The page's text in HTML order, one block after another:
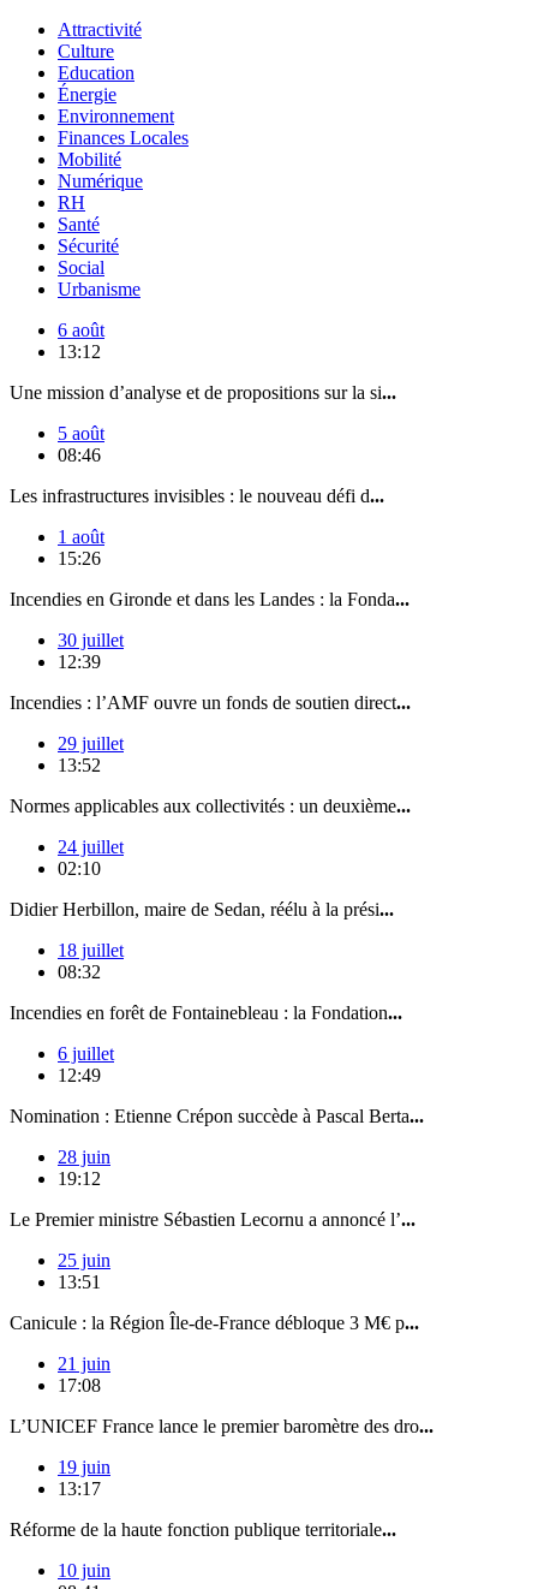
Attractivité
Culture
Education
Énergie
Environnement
Finances Locales
Mobilité
Numérique
RH
Santé
Sécurité
Social
Urbanisme
6 août
13:12
Une mission d’analyse et de propositions sur la si...
5 août
08:46
Les infrastructures invisibles : le nouveau défi d...
1 août
15:26
Incendies en Gironde et dans les Landes : la Fonda...
30 juillet
12:39
Incendies : l’AMF ouvre un fonds de soutien direct...
29 juillet
13:52
Normes applicables aux collectivités : un deuxième...
24 juillet
02:10
Didier Herbillon, maire de Sedan, réélu à la prési...
18 juillet
08:32
Incendies en forêt de Fontainebleau : la Fondation...
6 juillet
12:49
Nomination : Etienne Crépon succède à Pascal Berta...
28 juin
19:12
Le Premier ministre Sébastien Lecornu a annoncé l’...
25 juin
13:51
Canicule : la Région Île-de-France débloque 3 M€ p...
21 juin
17:08
L’UNICEF France lance le premier baromètre des dro...
19 juin
13:17
Réforme de la haute fonction publique territoriale...
10 juin